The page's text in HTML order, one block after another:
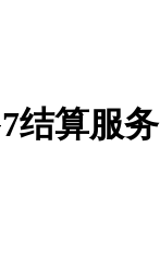
结算服务